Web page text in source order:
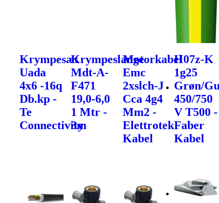
Krympesæt
Uada
4x6 -16q
Db.kp -
Te
Connectivity
Krympeslange
Mdt-A-
F471
19,0-6,0
1 Mtr -
3m
Motorkabel
Emc
2xslch-J
Cca 4g4
Mm2 -
Elettrotek
Kabel
H07z-K
1g25
Grøn/
450/750
V T500 -
Faber
Kabel